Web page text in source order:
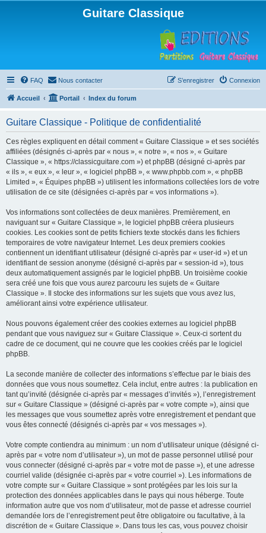
Guitare Classique
FAQ Nous contacter Connexion
S’enregistrer
Accueil Portail Index du forum
Guitare Classique - Politique de confidentialité
Ces règles expliquent en détail comment « Guitare Classique » et ses sociétés
affiliées (désignés ci-après par « nous », « notre », « nos », « Guitare
Classique », « https://classicguitare.com ») et phpBB (désigné ci-après par
« ils », « eux », « leur », « logiciel phpBB », « www.phpbb.com », « phpBB
Limited », « Équipes phpBB ») utilisent les informations collectées lors de votre
utilisation de ce site (désignées ci-après par « vos informations »).
Vos informations sont collectées de deux manières. Premièrement, en
naviguant sur « Guitare Classique », le logiciel phpBB créera plusieurs
cookies. Les cookies sont de petits fichiers texte stockés dans les fichiers
temporaires de votre navigateur Internet. Les deux premiers cookies
contiennent un identifiant utilisateur (désigné ci-après par « user-id ») et un
identifiant de session anonyme (désigné ci-après par « session-id »), tous
deux automatiquement assignés par le logiciel phpBB. Un troisième cookie
sera créé une fois que vous aurez parcouru les sujets de « Guitare
Classique ». Il stocke des informations sur les sujets que vous avez lus,
améliorant ainsi votre expérience utilisateur.
Nous pouvons également créer des cookies externes au logiciel phpBB
pendant que vous naviguez sur « Guitare Classique ». Ceux-ci sortent du
cadre de ce document, qui ne couvre que les cookies créés par le logiciel
phpBB.
La seconde manière de collecter des informations s’effectue par le biais des
données que vous nous soumettez. Cela inclut, entre autres : la publication en
tant qu’invité (désignée ci-après par « messages d’invités »), l’enregistrement
sur « Guitare Classique » (désigné ci-après par « votre compte »), ainsi que
les messages que vous soumettez après votre enregistrement et pendant que
vous êtes connecté (désignés ci-après par « vos messages »).
Votre compte contiendra au minimum : un nom d’utilisateur unique (désigné ci-
après par « votre nom d’utilisateur »), un mot de passe personnel utilisé pour
vous connecter (désigné ci-après par « votre mot de passe »), et une adresse
courriel valide (désignée ci-après par « votre courriel »). Les informations de
votre compte sur « Guitare Classique » sont protégées par les lois sur la
protection des données applicables dans le pays qui nous héberge. Toute
information autre que vos nom d’utilisateur, mot de passe et adresse courriel
demandée lors de l’enregistrement peut être obligatoire ou facultative, à la
discrétion de « Guitare Classique ». Dans tous les cas, vous pouvez choisir